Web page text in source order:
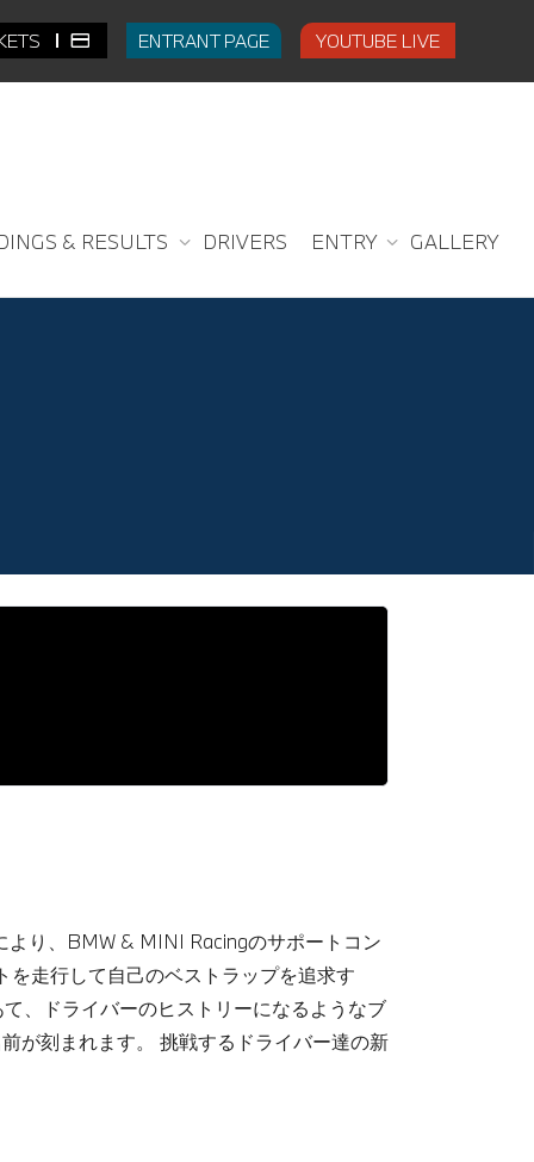
ENTRANT PAGE YOUTUBE LIVE
& RESULTS DRIVERS ENTRY GALLERY
り、BMW & MINI Racingのサポートコン
走行して自己のベストラップを追求す
、ドライバーのヒストリーになるようなブ
が刻まれます。 挑戦するドライバー達の新